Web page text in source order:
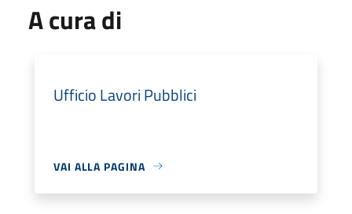
A cura di
Ufficio Lavori Pubblici
VAI ALLA PAGINA